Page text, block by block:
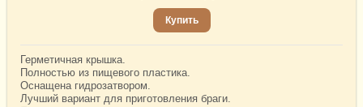
Купить
Герметичная крышка.
Полностью из пищевого пластика.
Оснащена гидрозатвором.
Лучший вариант для приготовления браги.